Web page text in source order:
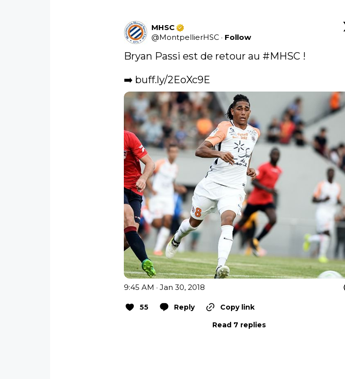
MHSC
@MontpellierHSC · Follow
Bryan Passi est de retour au #MHSC !
➡️ buff.ly/2EoXc9E
9:45 AM · Jan 30, 2018
55 Reply
Copy link
Read 7 replies